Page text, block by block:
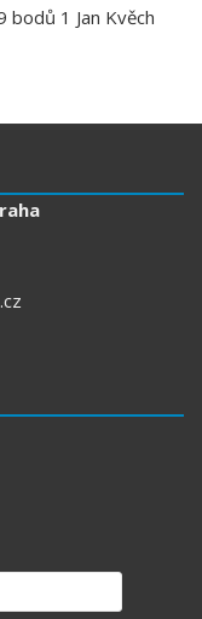
bodů 1 Jan Kvěch